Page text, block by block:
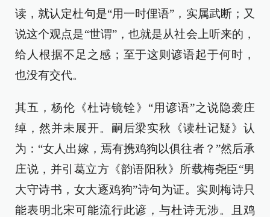
读，就认定杜句是“用一时俚语”，实属武断；又
说这个观点是“世谓”，也就是从社会上听来的，
给人根据不足之感；至于这则谚语起于何时，
也没有交代。
其五，杨伦《杜诗镜铨》“用谚语”之说隐袭庄
绰，然并未展开。嗣后梁实秋《读杜记疑》认
为：“女人出嫁，焉有携鸡狗以俱往者？”然后承
庄说，并引葛立方《韵语阳秋》所载梅尧臣“男
大守诗书，女大逐鸡狗”诗句为证。实则梅诗只
能表明北宋可能流行此谚，与杜诗无涉。且鸡